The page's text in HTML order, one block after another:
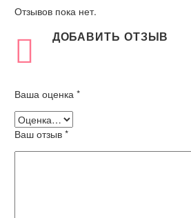
Отзывов пока нет.
ДОБАВИТЬ ОТЗЫВ
Ваша оценка *
Ваш отзыв *